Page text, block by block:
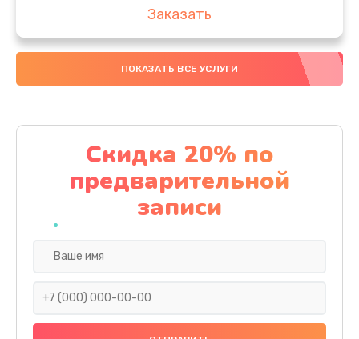
Заказать
Замена аккумулятора
4000 руб.
Замена материнской платы
1100 руб.
Заказать
Замена праймера
ПОКАЗАТЬ ВСЕ УСЛУГИ
Скидка 20% по
предварительной
записи